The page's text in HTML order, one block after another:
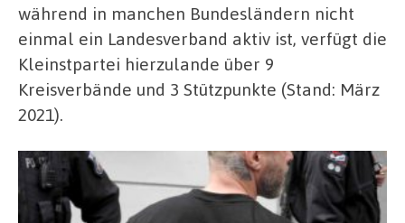
während in manchen Bundesländern nicht
einmal ein Landesverband aktiv ist, verfügt die
Kleinstpartei hierzulande über 9
Kreisverbände und 3 Stützpunkte (Stand: März
2021).